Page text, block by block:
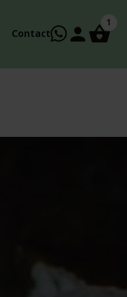
Contact person
1